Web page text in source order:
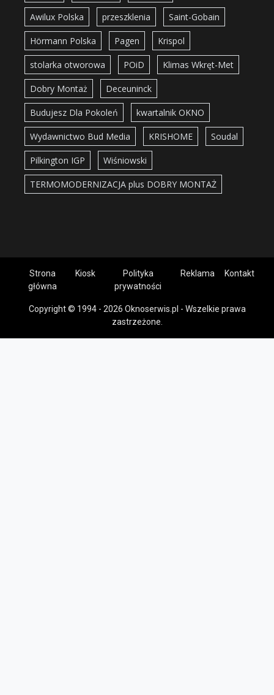
Awilux Polska przeszklenia Saint-Gobain
Hörmann Polska Pagen Krispol
stolarka otworowa POiD Klimas Wkręt-Met
Dobry Montaż Deceuninck
Budujesz Dla Pokoleń kwartalnik OKNO
Wydawnictwo Bud Media KRISHOME Soudal
Pilkington IGP Wiśniowski
TERMOMODERNIZACJA plus DOBRY MONTAŻ
Strona
główna
Kiosk
Polityka
prywatności
Reklama Kontakt
Copyright © 1994 - 2026 Oknoserwis.pl - Wszelkie prawa
zastrzeżone.